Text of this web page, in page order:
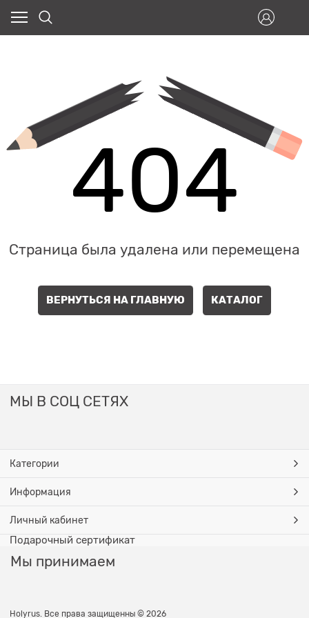
404
Страница была удалена или перемещена
ВЕРНУТЬСЯ НА ГЛАВНУЮ КАТАЛОГ
МЫ В СОЦ СЕТЯХ
Категории
Информация
Личный кабинет
Подарочный сертификат
Мы принимаем
Holyrus. Все права защищенны © 2026